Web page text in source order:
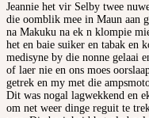
Jeannie het vir Selby twee
die oomblik mee in Maun aan
na Makuku na ek n klompie
het en baie suiker en tabak en
medisyne by die nonne gelaai
of laer nie en ons moes
getrek en my met die
Dit was nogal lagwekkend en
om net weer dinge reguit te